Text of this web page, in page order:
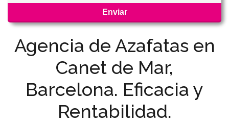
Agencia de Azafatas en
Canet de Mar,
Barcelona. Eficacia y
Rentabilidad.